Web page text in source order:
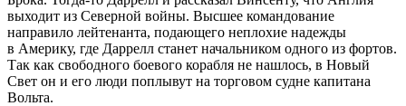
выходит из Северной войны. Высшее командование
направило лейтенанта, подающего неплохие надежды
в Америку, где Даррелл станет начальником одного из фортов.
Так как свободного боевого корабля не нашлось, в Новый
Свет он и его люди поплывут на торговом судне капитана
Вольта.